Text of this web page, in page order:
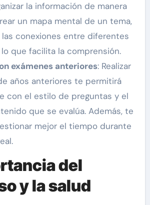
la información de manera
un mapa mental de un tema,
conexiones entre diferentes
que facilita la comprensión.
exámenes anteriores: Realizar
años anteriores te permitirá
con el estilo de preguntas y el
que se evalúa. Además, te
mejor el tiempo durante
del
y la salud